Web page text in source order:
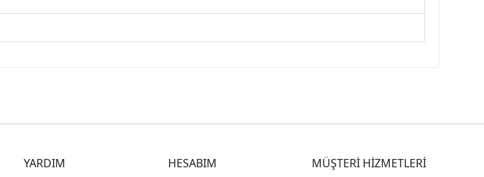
YARDIM HESABIM MÜŞTERİ HİZMETLERİ